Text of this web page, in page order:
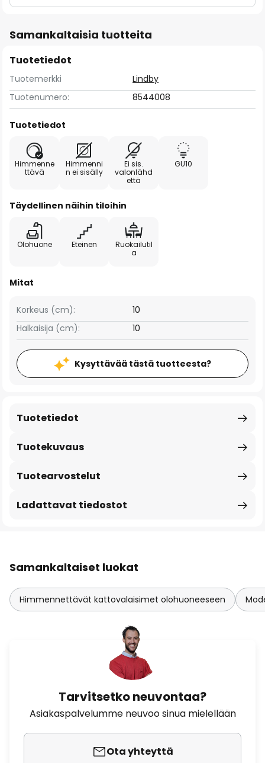
Samankaltaisia tuotteita
Tuotetiedot
Tuotemerkki
Lindby
Tuotenumero:
8544008
Tuotetiedot
Himmenne
ttävä
Himmenni
n ei sisälly
Ei sis.
valonlähd
että
GU10
Täydellinen näihin tiloihin
Olohuone Eteinen
Ruokailutil
a
Mitat
Korkeus (cm):
10
Halkaisija (cm):
10
Kysyttävää tästä tuotteesta?
Tuotekuvaus
Tuotetiedot
Tuotearvostelut
Ladattavat tiedostot
Samankaltaiset luokat
Himmennettävät kattovalaisimet olohuoneeseen
Tarvitsetko neuvontaa?
Asiakaspalvelumme neuvoo sinua mielellään
Ota yhteyttä